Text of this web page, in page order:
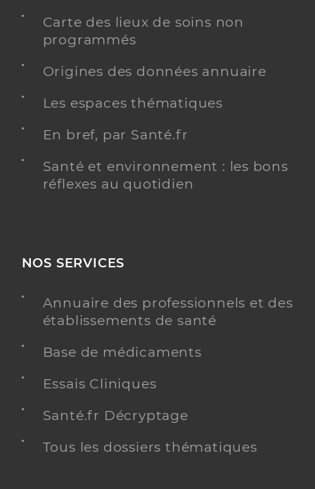
Carte des lieux de soins non
programmés
Origines des données annuaire
Les espaces thématiques
En bref, par Santé.fr
Santé et environnement : les bons
réflexes au quotidien
NOS SERVICES
Annuaire des professionnels et des
établissements de santé
Base de médicaments
Essais Cliniques
Santé.fr Décryptage
Tous les dossiers thématiques